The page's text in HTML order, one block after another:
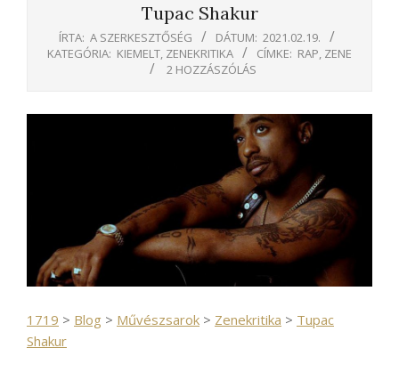
Tupac Shakur
ÍRTA: A SZERKESZTŐSÉG DÁTUM: 2021.02.19.
KATEGÓRIA: KIEMELT, ZENEKRITIKA CÍMKE: RAP, ZENE
2 HOZZÁSZÓLÁS
1719 > Blog > Művészsarok > Zenekritika > Tupac
Shakur